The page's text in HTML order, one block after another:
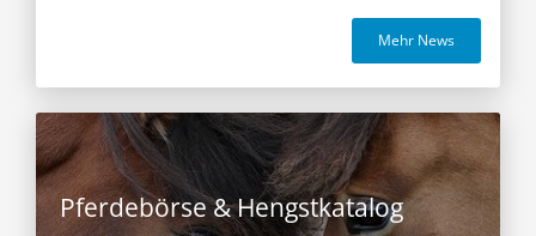
Mehr News
Pferdebörse & Hengstkatalog